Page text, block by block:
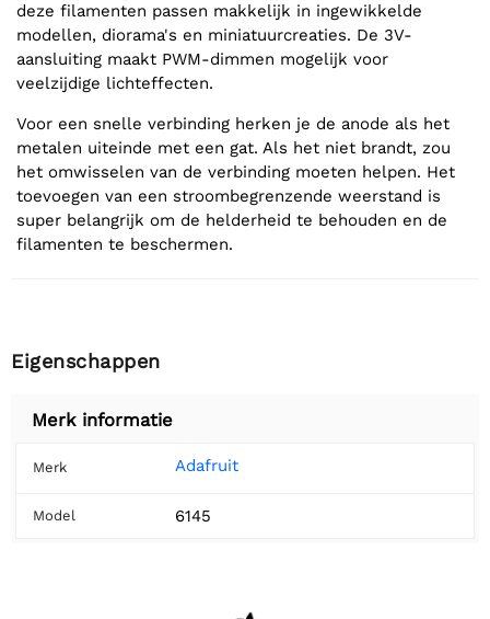
deze filamenten passen makkelijk in ingewikkelde
modellen, diorama's en miniatuurcreaties. De 3V-
aansluiting maakt PWM-dimmen mogelijk voor
veelzijdige lichteffecten.
Voor een snelle verbinding herken je de anode als het
metalen uiteinde met een gat. Als het niet brandt, zou
het omwisselen van de verbinding moeten helpen. Het
toevoegen van een stroombegrenzende weerstand is
super belangrijk om de helderheid te behouden en de
filamenten te beschermen.
Eigenschappen
Merk informatie
Merk Adafruit
Model 6145